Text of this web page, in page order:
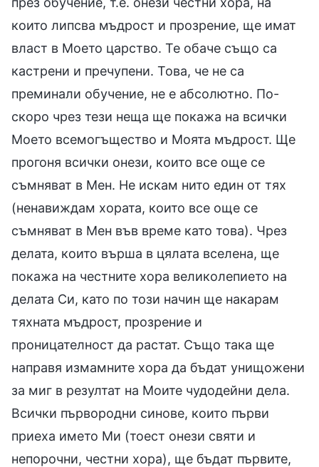
които липсва мъдрост и прозрение, ще имат
власт в Моето царство. Те обаче също са
кастрени и пречупени. Това, че не са
преминали обучение, не е абсолютно. По-
скоро чрез тези неща ще покажа на всички
Моето всемогъщество и Моята мъдрост. Ще
прогоня всички онези, които все още се
съмняват в Мен. Не искам нито един от тях
(ненавиждам хората, които все още се
съмняват в Мен във време като това). Чрез
делата, които върша в цялата вселена, ще
покажа на честните хора великолепието на
делата Си, като по този начин ще накарам
тяхната мъдрост, прозрение и
проницателност да растат. Също така ще
направя измамните хора да бъдат унищожени
за миг в резултат на Моите чудодейни дела.
Всички първородни синове, които първи
приеха името Ми (тоест онези святи и
непорочни, честни хора), ще бъдат първите,